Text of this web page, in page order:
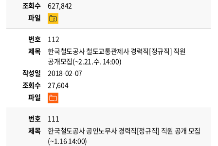
조회수
627,842
파일
번호
112
제목
한국철도공사 철도교통관제사 경력직[정규직] 직원
공개모집(~2.21.수. 14:00)
작성일
2018-02-07
조회수
27,604
파일
번호
111
제목
한국철도공사 공인노무사 경력직[정규직] 직원 공개 모집
(~1.16 14:00)